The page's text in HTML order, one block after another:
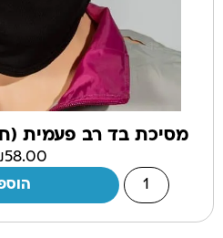
מסיכת בד רב פעמית (חבילה
58.00